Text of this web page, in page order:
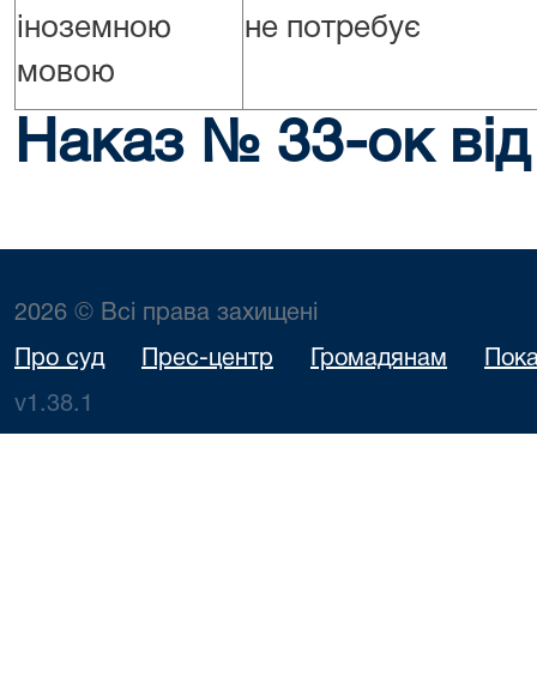
іноземною
мовою
не потребує
Наказ № 33-ок
2026 © Всі права захищені
Про суд Прес-центр Громадянам
v1.38.1